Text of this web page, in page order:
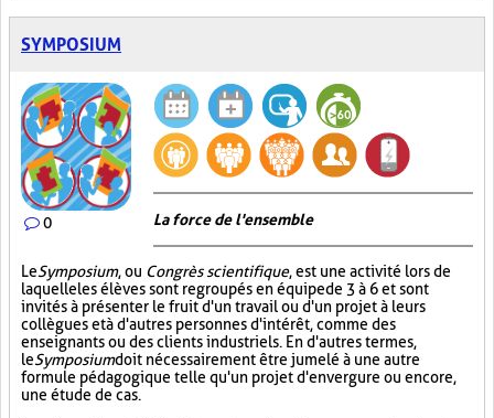
SYMPOSIUM
0 La force de l'ensemble
LeSymposium, ou Congrès scientifique, est une activité lors de
laquelle les élèves sont regroupés en équipe de 3 à 6 et sont
invités à présenter le fruit d'un travail ou d'un projet à leurs
collègues et à d'autres personnes d'intérêt, comme des
enseignants ou des clients industriels. En d'autres termes,
leSymposiumdoit nécessairement être jumelé à une autre
formule pédagogique telle qu'un projet d'envergure ou encore,
une étude de cas.